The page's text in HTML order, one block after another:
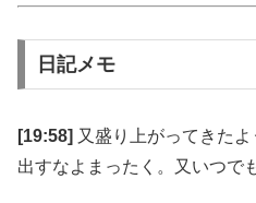
日記メモ
[19:58] 又盛り上がってきた
出すなよまったく。又いつで